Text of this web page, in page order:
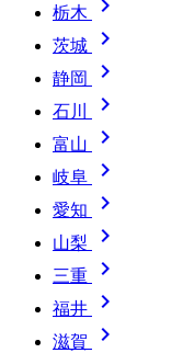
栃木 
茨城 
静岡 
石川 
富山 
岐阜 
愛知 
山梨 
三重 
福井 
滋賀 